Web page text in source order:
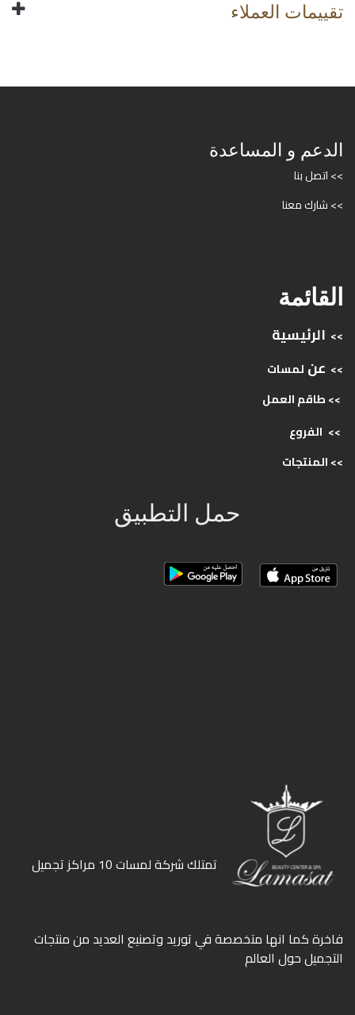
تقييمات العملاء
الدعم و المساعدة
>> اتصل بنا
>> شارك معنا
القائمة
>> الرئيسية
>> عن لمسات
>> طاقمالعمل
>> الفروع
>>المنتجات
حمل التطبيق
ﺗﻤﺘﻠﻚ ﺷﺮﻛﺔ ﻟﻤﺴﺎت 10 ﻣﺮاﻛﺰ ﺗﺠﻤﻴﻞ
ﻓﺎﺧﺮة كما انها ﻣﺘﺨﺼﺼﺔ ﻓﻲ ﺗﻮرﻳﺪ وﺗﺼﻨﻴﻊ اﻟﻌﺪﻳﺪ ﻣﻦ ﻣﻨﺘﺠﺎت
اﻟﺘﺠﻤﻴﻞ ﺣﻮل اﻟﻌﺎﻟﻢ